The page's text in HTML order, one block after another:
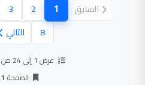
السابق 1
(الصفحة
2
3
8
التالي
عرض 1 إلى 24 من أصل
الصفحة 1